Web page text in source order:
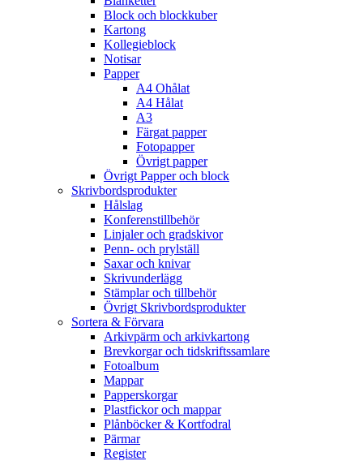
Block och blockkuber
Kartong
Kollegieblock
Notisar
Papper
A4 Ohålat
A4 Hålat
A3
Färgat papper
Fotopapper
Övrigt papper
Övrigt Papper och block
Skrivbordsprodukter
Hålslag
Konferenstillbehör
Linjaler och gradskivor
Penn- och prylställ
Saxar och knivar
Skrivunderlägg
Stämplar och tillbehör
Övrigt Skrivbordsprodukter
Sortera & Förvara
Arkivpärm och arkivkartong
Brevkorgar och tidskriftssamlare
Fotoalbum
Mappar
Papperskorgar
Plastfickor och mappar
Plånböcker & Kortfodral
Pärmar
Register